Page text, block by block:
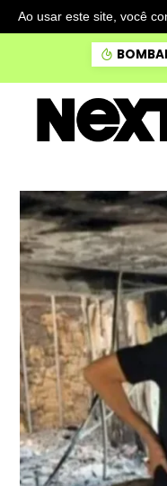
Ao usar este site, você